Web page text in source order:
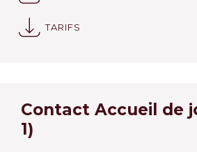
TARIFS
Contact Accueil de
1)